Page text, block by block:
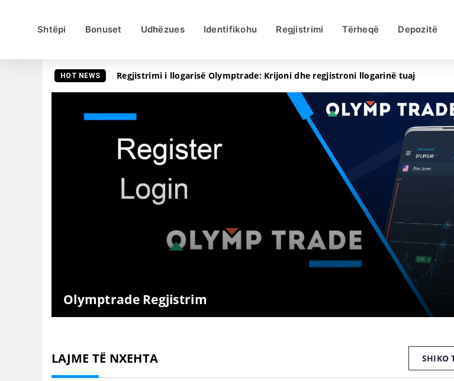
Shtëpi Bonuset Udhëzues Identifikohu Regjistrimi Tërheqë Depozitë
HOT NEWS Regjistrimi i llogarisë Olymptrade: Krijoni dhe regjistroni llogarinë tuaj
Olymptrade Regjistrim
LAJME TË NXEHTA SHIKO